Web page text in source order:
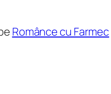
Românce cu Farmec